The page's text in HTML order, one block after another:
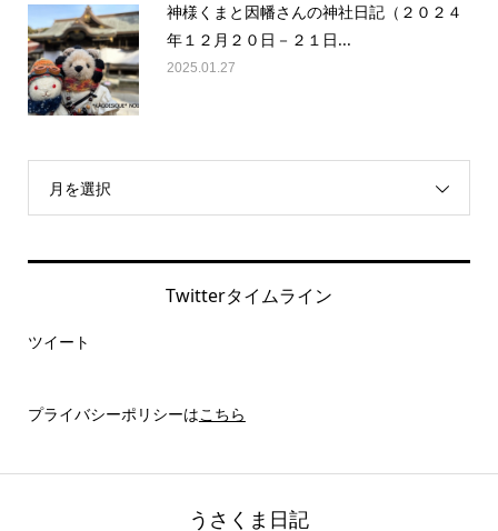
神様くまと因幡さんの神社日記（２０２４
年１２月２０日－２１日...
2025.01.27
月を選択
Twitterタイムライン
ツイート
プライバシーポリシーはこちら
うさくま日記